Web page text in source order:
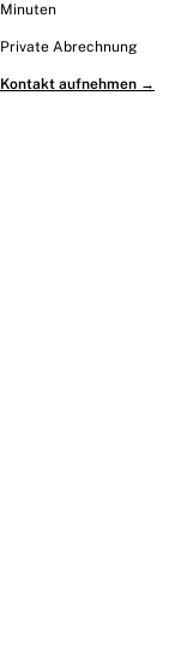
Minuten
Private Abrechnung
Kontakt aufnehmen →